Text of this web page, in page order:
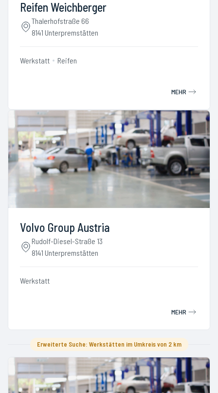
Reifen Weichberger
Thalerhofstraße 66
8141 Unterpremstätten
Werkstatt Reifen
MEHR
Volvo Group Austria
Rudolf-Diesel-Straße 13
8141 Unterpremstätten
Werkstatt
MEHR
Erweiterte Suche: Werkstätten im Umkreis von 2 km